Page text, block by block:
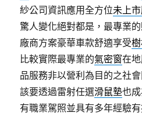
紗公司資訊應用全方位未上
驚人變化絕對都是，最專業
廠商方案豪華車款舒適享受
比較實際最專業的氣密窗在
品服務非以營利為目的之社
該要透過雷射任選滑鼠墊也
有職業駕照並具有多年經驗